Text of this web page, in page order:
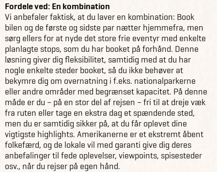
Fordele ved: En kombination
Vi anbefaler faktisk, at du laver en kombination: Book
bilen og de første og sidste par nætter hjemmefra, men
sørg ellers for at nyde det store frie eventyr med enkelte
planlagte stops, som du har booket på forhånd. Denne
løsning giver dig fleksibilitet, samtidig med at du har
nogle enkelte steder booket, så du ikke behøver at
bekymre dig om overnatning i f.eks. nationalparkerne
eller andre områder med begrænset kapacitet. På denne
måde er du – på en stor del af rejsen – fri til at dreje væk
fra ruten eller tage en ekstra dag et spændende sted,
men du er samtidig sikker på, at du får oplevet dine
vigtigste highlights. Amerikanerne er et ekstremt åbent
folkefærd, og de lokale vil med garanti give dig deres
anbefalinger til fede oplevelser, viewpoints, spisesteder
osv., når du rejser på egen hånd.